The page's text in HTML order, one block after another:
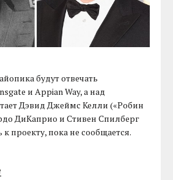
будут отвечать
и Appian Way, а над
Дэвид Джеймс Келли («Робин
ДиКаприо и Стивен Спилберг
проекту, пока не сообщается.